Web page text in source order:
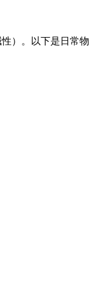
）。以下是日常物